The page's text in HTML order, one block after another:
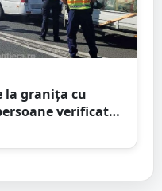
la granița cu
verificate,